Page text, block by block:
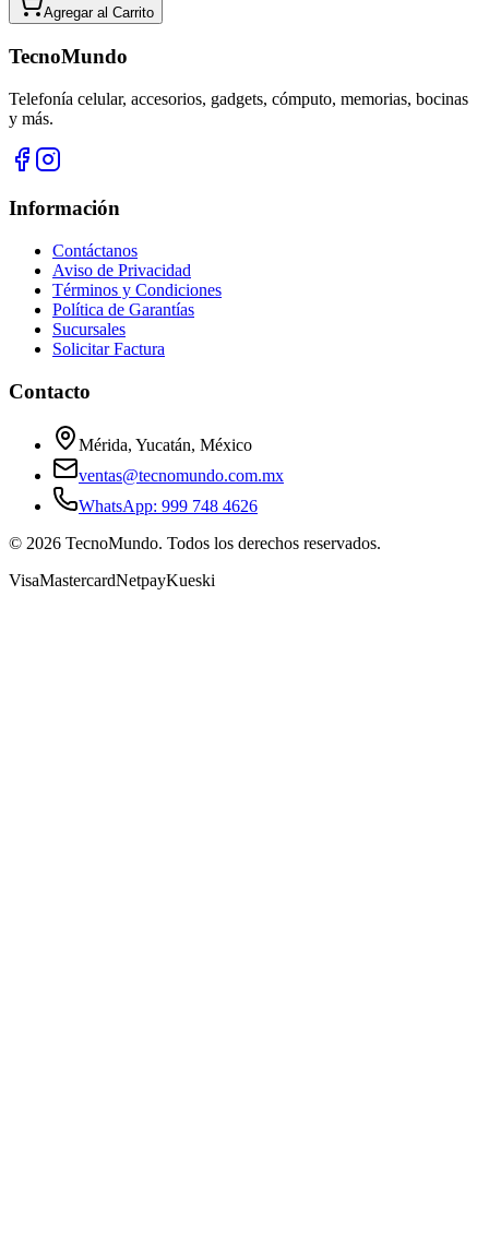
Agregar al Carrito
TecnoMundo
Telefonía celular, accesorios, gadgets, cómputo, memorias, bocinas
y más.
Información
Contáctanos
Aviso de Privacidad
Términos y Condiciones
Política de Garantías
Sucursales
Solicitar Factura
Contacto
Mérida, Yucatán, México
ventas@tecnomundo.com.mx
WhatsApp: 999 748 4626
© 2026 TecnoMundo. Todos los derechos reservados.
VisaMastercardNetpayKueski